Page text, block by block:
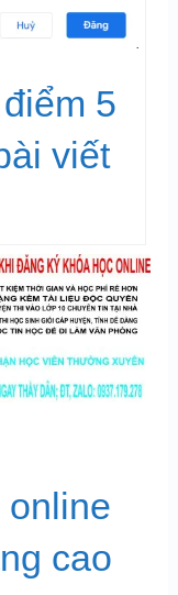
5
viết
online
cao